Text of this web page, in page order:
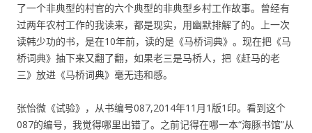
了一个非典型的村官的六个典型的非典型乡村工作故事。曾经有
过两年农村工作的我读来，都是现实，用幽默排解了的。上一次
读韩少功的书，是在10年前，读的是《马桥词典》。现在把《马
桥词典》抽下来又翻了翻，如果老三是马桥人，把《赶马的老
三》放进《马桥词典》毫无违和感。
张怡微《试验》，从书编号087,2014年11月1版1印。看到这个
087的编号，我觉得哪里出错了。之前记得在哪一本“海豚书馆”从